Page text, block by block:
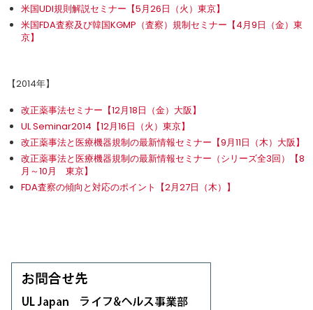
米国UDI規則解説セミナー【5月26日（火）東京】
米国FDA査察及び韓国KGMP（査察）規制セミナー【4月9日（金）東
京】
【2014年】
改正薬事法セミナー【12月18日（金）大阪】
UL Seminar2014【12月16日（火）東京】
改正薬事法と医療機器規制の最新情報セミナー【9月11日（木）大阪】
改正薬事法と医療機器規制の最新情報セミナー（シリーズ全3回）【8
月～10月 東京】
FDA査察の傾向と対応のポイント【2月27日（木）】